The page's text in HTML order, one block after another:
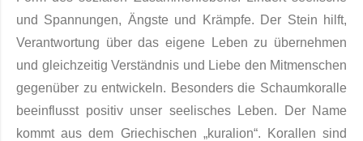
und Spannungen, Ängste und Krämpfe. Der Stein hilft,
Verantwortung über das eigene Leben zu übernehmen
und gleichzeitig Verständnis und Liebe den Mitmenschen
gegenüber zu entwickeln. Besonders die Schaumkoralle
beeinflusst positiv unser seelisches Leben. Der Name
kommt aus dem Griechischen „kuralion“. Korallen sind